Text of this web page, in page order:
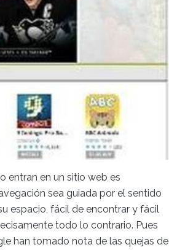
entran en un sitio web es
sea guiada por el sentido
espacio, fácil de encontrar y fácil
todo lo contrario. Pues
han tomado nota de las quejas de